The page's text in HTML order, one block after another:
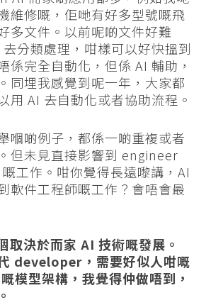
維修嘅，佢哋有好多型號嘅飛
多文件。以前呢啲文件好難
分類處理，咁樣可以好快搵到
係完全自動化，但係 AI 輔助，
同埋我感覺到呢一年，大家都
用 AI 去自動化或者協助流程。
嗰啲例子，都係一啲重複或者
但未見直接影響到 engineer
工作。咁你覺得長遠嚟講，AI
軟件工程師嘅工作？會唔會最
取決於而家 AI 技術嘅發展。
developer，需要好似人咁嘅
模型架構，我覺得仲做唔到，